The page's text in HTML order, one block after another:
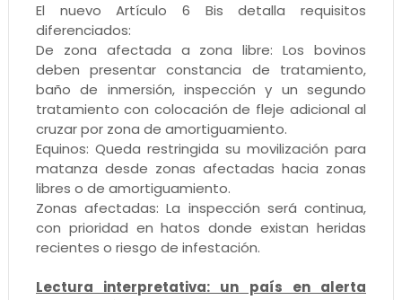
El nuevo Artículo 6 Bis detalla requisitos
diferenciados:
De zona afectada a zona libre: Los bovinos
deben presentar constancia de tratamiento,
baño de inmersión, inspección y un segundo
tratamiento con colocación de fleje adicional al
cruzar por zona de amortiguamiento.
Equinos: Queda restringida su movilización para
matanza desde zonas afectadas hacia zonas
libres o de amortiguamiento.
Zonas afectadas: La inspección será continua,
con prioridad en hatos donde existan heridas
recientes o riesgo de infestación.
Lectura interpretativa: un país en alerta